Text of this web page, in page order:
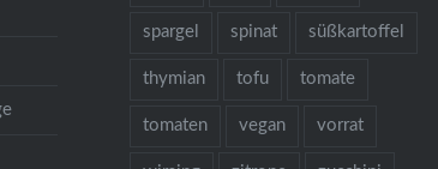
spargel spinat süßkartoffel
thymian tofu tomate
tomaten vegan vorrat